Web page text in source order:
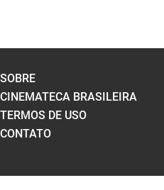
SOBRE
CINEMATECA BRASILEIRA
TERMOS DE USO
CONTATO